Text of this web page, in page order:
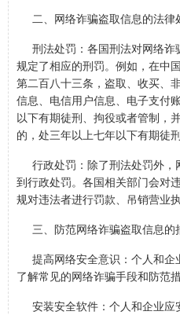
二、网络诈骗盗取信息的法律
刑法处罚：各国刑法对网络
规定了相应的刑罚。例如，在中
第二百八十三条，盗取、收买、
信息、电信用户信息、电子支付
以下有期徒刑、拘役或者管制，
的，处三年以上七年以下有期徒
行政处罚：除了刑法处罚外
到行政处罚。各国相关部门会对
规对违法者进行罚款、吊销营业
三、防范网络诈骗盗取信息的
提高网络安全意识：个人和企
了解常见的网络诈骗手段和防范
安装安全软件：个人和企业